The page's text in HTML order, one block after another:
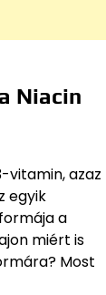
Niacin
vitamin, azaz
egyik
a
miért is
Most